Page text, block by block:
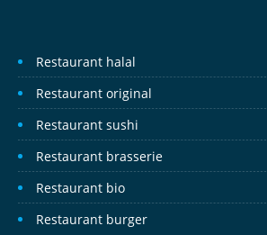
Restaurant halal
Restaurant original
Restaurant sushi
Restaurant brasserie
Restaurant bio
Restaurant burger